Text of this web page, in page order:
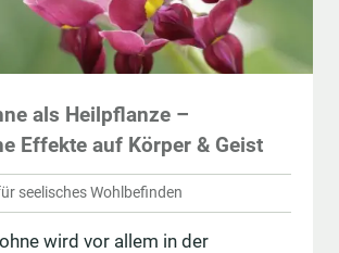
als Heilpflanze –
Effekte auf Körper & Geist
seelisches Wohlbefinden
wird vor allem in der